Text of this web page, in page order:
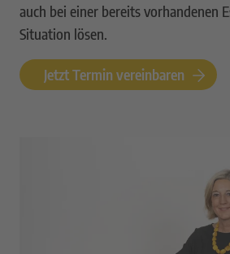
auch bei einer bereits vorhandenen
Situation lösen.
Jetzt Termin vereinbaren